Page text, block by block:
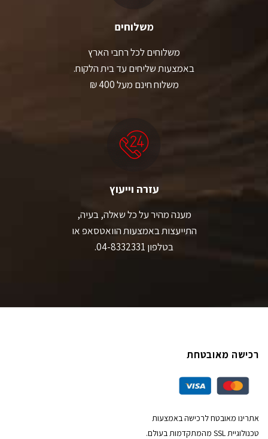
משלוחים
משלוחים לכל רחבי הארץ
באמצעות שליחים עד בית הלקוח.
משלוח חינם מעל 400 ₪
עזרה וייעוץ
מענה מהיר על כל שאלה, בעיה,
התייעצות באמצעות הוואטסאפ או
בטלפון 04-8332331.
רכישה מאובטחת
אתרינו מאובטח לרכישה באמצעות
טכנולוגיית SSL מהמתקדמות בעולם.